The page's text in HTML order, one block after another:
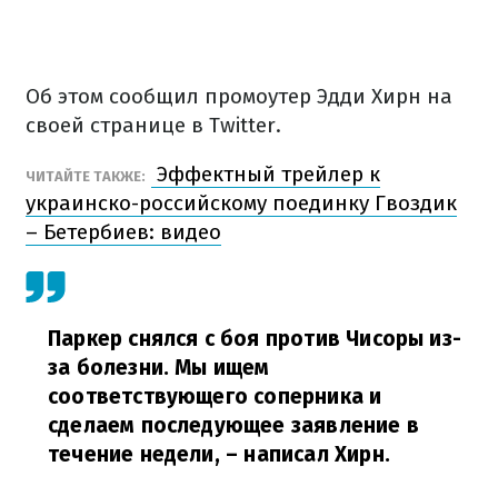
Об этом сообщил промоутер Эдди Хирн на
своей странице в Twitter.
ЧИТАЙТЕ ТАКЖЕ:
Эффектный трейлер к
украинско-российскому поединку Гвоздик
– Бетербиев: видео
Паркер снялся с боя против Чисоры из-
за болезни. Мы ищем
соответствующего соперника и
сделаем последующее заявление в
течение недели, – написал Хирн.